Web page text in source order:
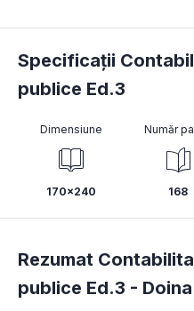
Specificații
publice Ed.3
Dimensiune
170x240
Număr
168
Rezumat
publice Ed.3 -